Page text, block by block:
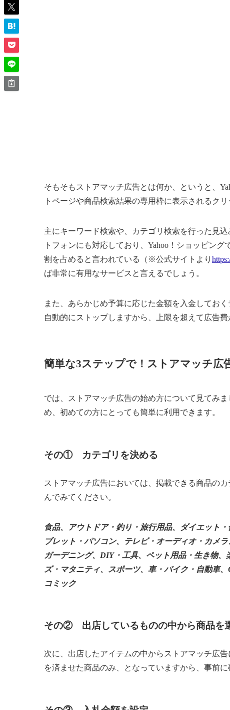
そもそもストアマッチ広告とは何か、というと、
トページや商品検索結果の専用枠に表示されるク
主にキーワード検索や、カテゴリ検索を行った見
トフォンにも対応しており、Yahoo！ショッピン
割を占めると言われている（※公式サイトより
ば非常に有用なサービスと言えるでしょう。
また、あらかじめ予算に応じた金額を入金してお
自動的にストップしますから、上限を超えて広告
簡単な3ステップで！ストアマッチ広
では、ストアマッチ広告の始め方について見てみ
め、初めての方にとっても簡単に利用できます。
その① カテゴリを決める
ストアマッチ広告においては、掲載できる商品の
んでみてください。
食品、アウトドア・釣り・旅行用品、ダイエット
ブレット・パソコン、テレビ・オーディオ・カメ
ガーデニング、DIY・工具、ペット用品・生き物
ズ・マタニティ、スポーツ、車・バイク・自動車
コミック
その② 出店しているものの中から商品を
次に、出店したアイテムの中からストアマッチ広
を済ませた商品のみ、となっていますから、事前